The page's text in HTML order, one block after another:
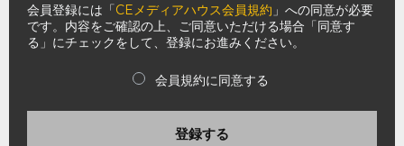
会員登録には「CEメディアハウス会員規約 」への同意が必要
です。内容をご確認の上、ご同意いただける場合「同意す
る」にチェックをして、登録にお進みください。
会員規約に同意する
登録する